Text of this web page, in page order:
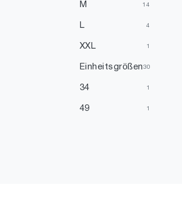
M 14
L 4
XXL 1
Einheitsgrößen 30
34 1
49 1